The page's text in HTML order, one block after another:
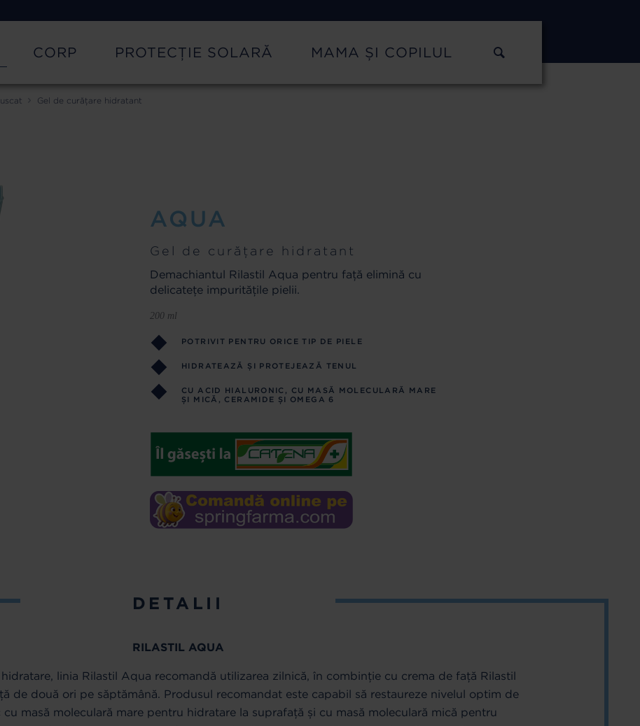
CORP PROTECȚIE SOLARĂ MAMA ȘI COPILUL
Gel de curățare hidratant
AQUA
Gel de curățare hidratant
Demachiantul Rilastil Aqua pentru față elimină cu
delicatețe impuritățile pielii.
200 ml
POTRIVIT PENTRU ORICE TIP DE PIELE
HIDRATEAZĂ ȘI PROTEJEAZĂ TENUL
CU ACID HIALURONIC, CU MASĂ MOLECULARĂ MARE
ȘI MICĂ, CERAMIDE ȘI OMEGA 6
DETALII
RILASTIL AQUA
linia Rilastil Aqua recomandă utilizarea zilnică, în combinție cu crema de față Rilastil
de două ori pe săptămână. Produsul recomandat este capabil să restaureze nivelul optim de
masă moleculară mare pentru hidratare la suprafață și cu masă moleculară mică pentru